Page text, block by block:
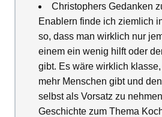
Christophers Gedanken
Enablern finde ich ziemlich
so, dass man wirklich nur
einem ein wenig hilft oder
gibt. Es wäre wirklich
mehr Menschen gibt und
selbst als Vorsatz zu
Geschichte zum Thema